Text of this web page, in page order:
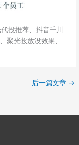
投推荐、抖音千川
聚光投放没效果、
后一篇文章 →